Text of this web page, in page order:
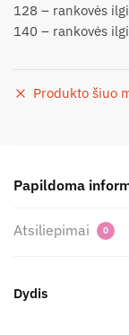
128 – rankovės
140 – rankovės
Produkto šiuo
Papildoma
Atsiliepimai 0
Dydis